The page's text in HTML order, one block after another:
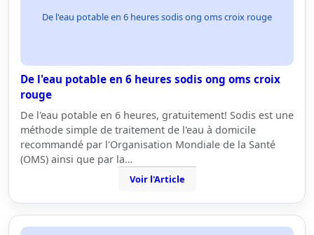
De l'eau potable en 6 heures sodis ong oms croix rouge
De l'eau potable en 6 heures sodis ong oms croix
rouge
De l'eau potable en 6 heures, gratuitement! Sodis est une
méthode simple de traitement de l'eau à domicile
recommandé par l'Organisation Mondiale de la Santé
(OMS) ainsi que par la…
Voir l'Article